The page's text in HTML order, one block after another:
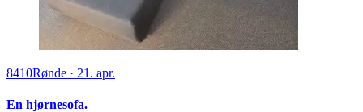
8410Rønde · 21. apr.
En hjørnesofa.